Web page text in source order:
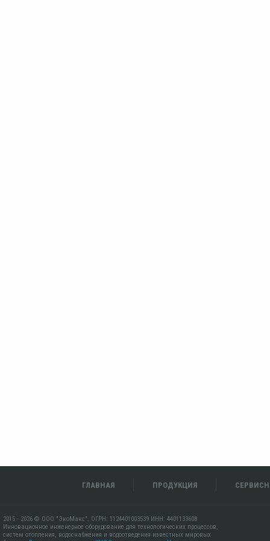
ГЛАВНАЯ ПРОДУКЦИЯ
2015 - 2026 © ООО "ЭкоМакс". ОГРН: 1124401003539 ИНН: 4401133608
Инновационное инженерное оборудование для технологических процессов,
систем отопления, водоснабжения и водоотведения известных мировых